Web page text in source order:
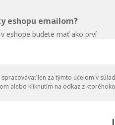
eshopu emailom?
eshope budete mať ako prví
len za týmto účelom v
alebo kliknutím na odkaz z